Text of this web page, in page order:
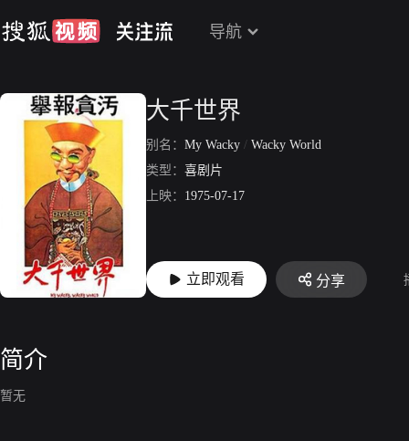
导航
大千世界
别名： My Wacky / Wacky World
类型： 喜剧片
上映： 1975-07-17
立即观看 分享
简介
暂无